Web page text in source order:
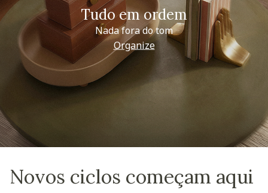
Tudo em ordem
Nada fora do tom
Organize
Novos ciclos começam aqui